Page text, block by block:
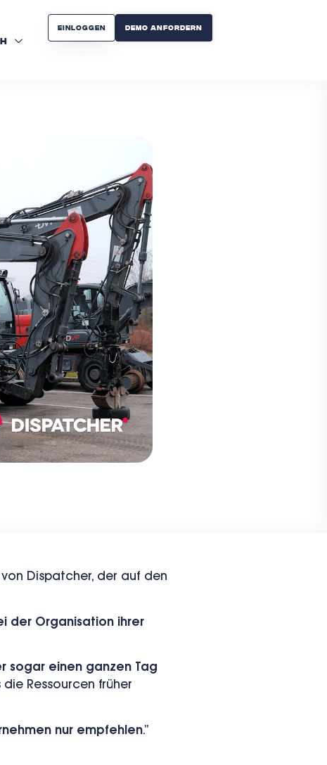
Einloggen Demo Anfordern
Dispatcher, der auf den
der Organisation ihrer
sogar einen ganzen Tag
Ressourcen früher
nur empfehlen.”